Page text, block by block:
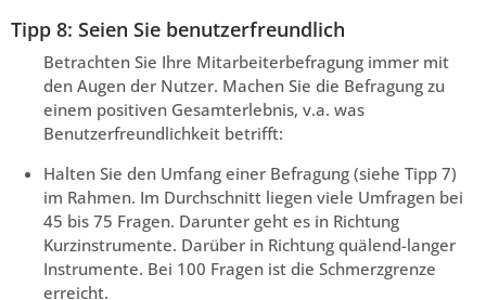
Tipp 8: Seien Sie benutzerfreundlich
Betrachten Sie Ihre Mitarbeiterbefragung immer mit
den Augen der Nutzer. Machen Sie die Befragung zu
einem positiven Gesamterlebnis, v.a. was
Benutzerfreundlichkeit betrifft:
Halten Sie den Umfang einer Befragung (siehe Tipp 7)
im Rahmen. Im Durchschnitt liegen viele Umfragen bei
45 bis 75 Fragen. Darunter geht es in Richtung
Kurzinstrumente. Darüber in Richtung quälend-langer
Instrumente. Bei 100 Fragen ist die Schmerzgrenze
erreicht.